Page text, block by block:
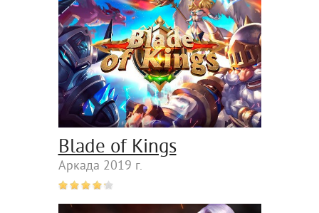
Blade of Kings
Аркада 2019 г.